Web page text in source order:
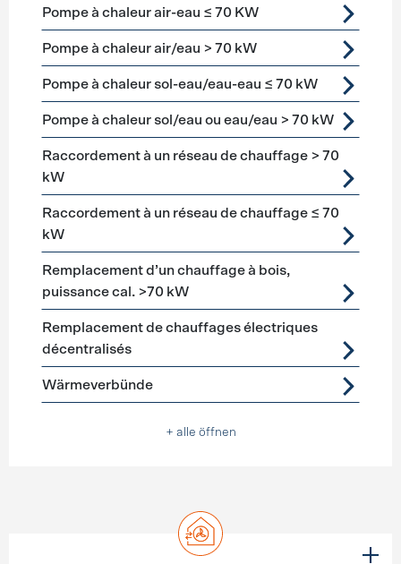
Pompe à chaleur air-eau ≤ 70 KW
Pompe à chaleur air/eau > 70 kW
Pompe à chaleur sol-eau/eau-eau ≤ 70 kW
Pompe à chaleur sol/eau ou eau/eau > 70 kW
Raccordement à un réseau de chauffage > 70
kW
Raccordement à un réseau de chauffage ≤ 70
kW
Remplacement d’un chauffage à bois,
puissance cal. >70 kW
Remplacement de chauffages électriques
décentralisés
Wärmeverbünde
+ alle öffnen